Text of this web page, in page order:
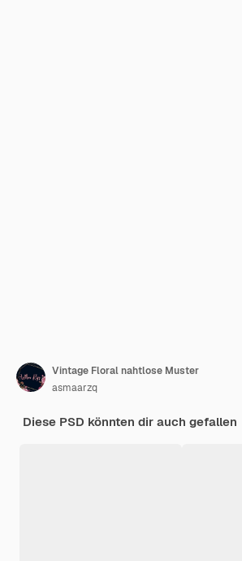
Vintage Floral nahtlose Muster
asmaarzq
Diese PSD könnten dir auch gefallen